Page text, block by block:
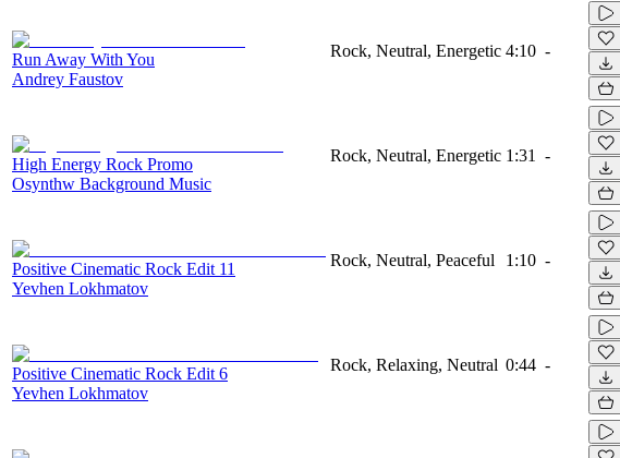
Run Away With You
Andrey Faustov
Rock, Neutral, Energetic 4:10 -
High Energy Rock Promo
Osynthw Background Music
Rock, Neutral, Energetic 1:31 -
Positive Cinematic Rock Edit 11
Yevhen Lokhmatov
Rock, Neutral, Peaceful 1:10 -
Positive Cinematic Rock Edit 6
Yevhen Lokhmatov
Rock, Relaxing, Neutral 0:44 -